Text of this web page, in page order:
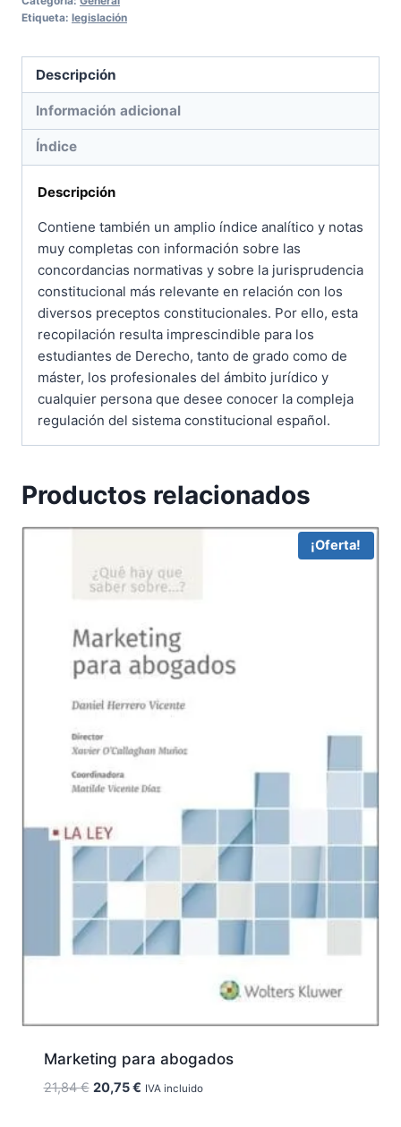
Etiqueta: legislación
Descripción
Información adicional
Índice
Descripción
Contiene también un amplio índice analítico y notas
muy completas con información sobre las
concordancias normativas y sobre la jurisprudencia
constitucional más relevante en relación con los
diversos preceptos constitucionales. Por ello, esta
recopilación resulta imprescindible para los
estudiantes de Derecho, tanto de grado como de
máster, los profesionales del ámbito jurídico y
cualquier persona que desee conocer la compleja
regulación del sistema constitucional español.
Productos relacionados
¡Oferta!
Marketing para abogados
21,84€ El
20,75€ElIVA incluido